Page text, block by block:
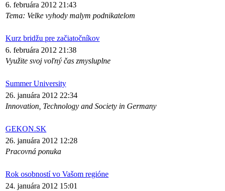
6. februára 2012 21:43
Tema: Velke vyhody malym podnikatelom
Kurz bridžu pre začiatočníkov
6. februára 2012 21:38
Využite svoj voľný čas zmysluplne
Summer University
26. januára 2012 22:34
Innovation, Technology and Society in Germany
GEKON.SK
26. januára 2012 12:28
Pracovná ponuka
Rok osobností vo Vašom regióne
24. januára 2012 15:01